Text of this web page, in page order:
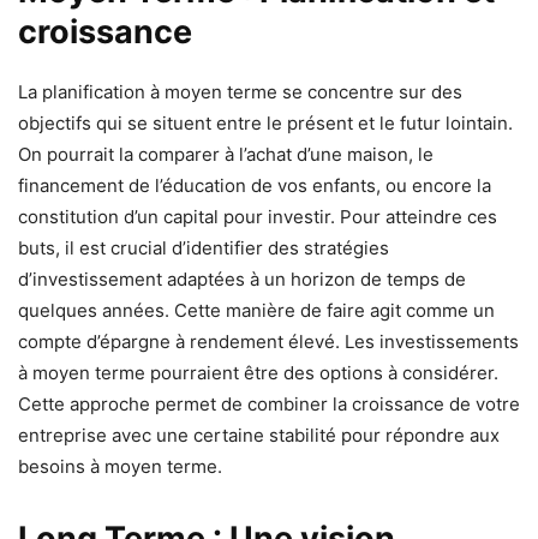
croissance
La planification à moyen terme se concentre sur des
objectifs qui se situent entre le présent et le futur lointain.
On pourrait la comparer à l’achat d’une maison, le
financement de l’éducation de vos enfants, ou encore la
constitution d’un capital pour investir. Pour atteindre ces
buts, il est crucial d’identifier des stratégies
d’investissement adaptées à un horizon de temps de
quelques années. Cette manière de faire agit comme un
compte d’épargne à rendement élevé. Les investissements
à moyen terme pourraient être des options à considérer.
Cette approche permet de combiner la croissance de votre
entreprise avec une certaine stabilité pour répondre aux
besoins à moyen terme.